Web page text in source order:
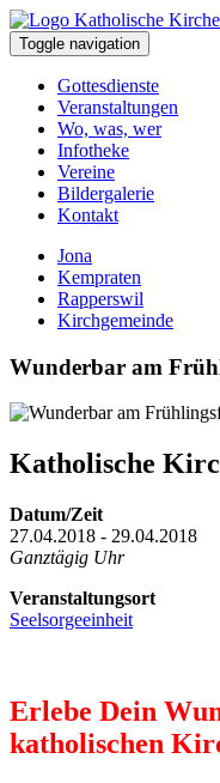
Toggle navigation
Gottesdienste
Veranstaltungen
Wo, was, wer
Infotheke
Vereine
Bildergalerie
Kontakt
Jona
Kempraten
Rapperswil
Kirchgemeinde
Wunderbar am
Katholische
Datum/Zeit
27.04.2018 - 29.04.2018
Ganztägig Uhr
Veranstaltungsort
Seelsorgeeinheit
Erlebe Dein
katholischen